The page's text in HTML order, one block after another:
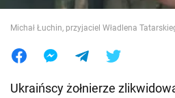
Jedzenie
Michał Łuchin, przyjaciel Władlena
Ukraińscy żołnierze